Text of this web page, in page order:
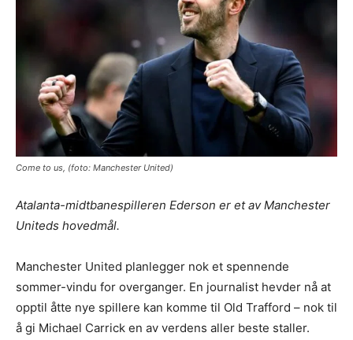
Come to us, (foto: Manchester United)
Atalanta-midtbanespilleren Ederson er et av Manchester
Uniteds hovedmål.
Manchester United planlegger nok et spennende
sommer-vindu for overganger. En journalist hevder nå at
opptil åtte nye spillere kan komme til Old Trafford – nok til
å gi Michael Carrick en av verdens aller beste staller.